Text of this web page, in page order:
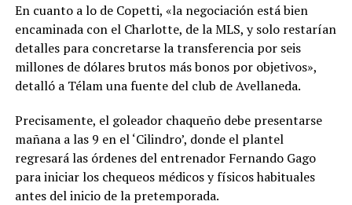
En cuanto a lo de Copetti, «la negociación está bien
encaminada con el Charlotte, de la MLS, y solo restarían
detalles para concretarse la transferencia por seis
millones de dólares brutos más bonos por objetivos»,
detalló a Télam una fuente del club de Avellaneda.
Precisamente, el goleador chaqueño debe presentarse
mañana a las 9 en el ‘Cilindro’, donde el plantel
regresará las órdenes del entrenador Fernando Gago
para iniciar los chequeos médicos y físicos habituales
antes del inicio de la pretemporada.